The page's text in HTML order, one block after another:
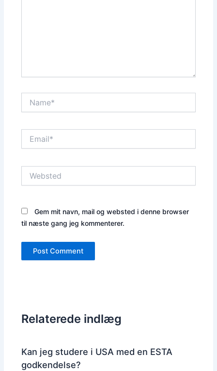
Gem mit navn, mail og websted i denne browser
til næste gang jeg kommenterer.
Relaterede indlæg
Kan jeg studere i USA med en ESTA
godkendelse?